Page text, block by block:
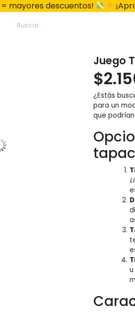
mayores descuentos!
Juego
$
¿Estás
para un
que